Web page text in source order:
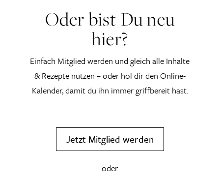
Oder bist Du neu
hier?
Einfach Mitglied werden und gleich alle Inhalte
& Rezepte nutzen – oder hol dir den Online-
Kalender, damit du ihn immer griffbereit hast.
Jetzt Mitglied werden
– oder –